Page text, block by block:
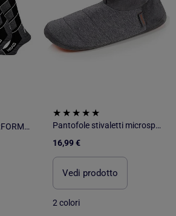
Calzini SKI HEAD PERFORMANCE - Confezione da 2
Pantofole stivaletti microspugna, suola in gomma antiscivolo uomo Isotoner
16,99 €
Vedi prodotto
2 colori